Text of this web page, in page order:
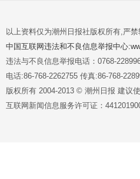
以上资料仅为潮州日报社版权所有,严
中国互联网违法和不良信息举报中心
违法与不良信息举报电话：0768-
电话:86-768-2262755 传真:86-768-
版权所有 2004-2013 © 潮州日报 建议
互联网新闻信息服务许可证：